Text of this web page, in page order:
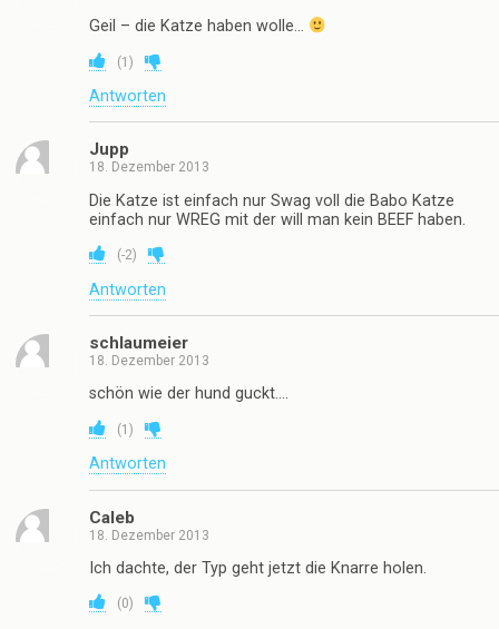
Geil – die Katze haben wolle…
(1 )
Antworten
Jupp
18. Dezember 2013
Die Katze ist einfach nur Swag voll die Babo Katze
einfach nur WREG mit der will man kein BEEF haben.
(-2)
Antworten
schlaumeier
18. Dezember 2013
schön wie der hund guckt….
(1 )
Antworten
Caleb
18. Dezember 2013
Ich dachte, der Typ geht jetzt die Knarre holen.
(0)